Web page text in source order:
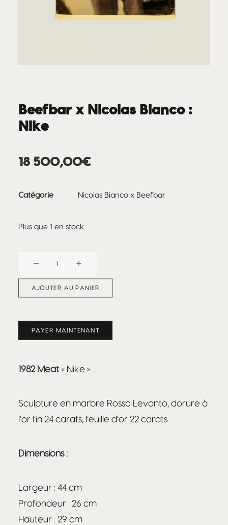
Beefbar x Nicolas Bianco :
Nike
18 500,00€
Catégorie Nicolas Bianco x Beefbar
Plus que 1 en stock
Beefbar
x
Bianco
:
AJOUTER AU PANIER
PAYER MAINTENANT
1982 Meat« Nike »
Sculpture en marbre Rosso Levanto, dorure à
l’or fin 24 carats, feuille d’or 22 carats
Dimensions :
Largeur : 44 cm
Profondeur : 26 cm
Hauteur : 29 cm